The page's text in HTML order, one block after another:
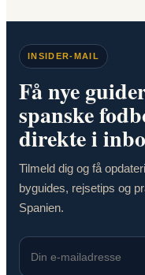
INSIDER-MAIL
Få nye
spanske
direkte i
Tilmeld dig og få
byguides, rejsetips og
Spanien.